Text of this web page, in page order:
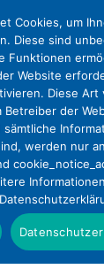
für
Cookies, um
Diese sind
Funktionen
Website
Diese Art
Betreiber der
werden nur